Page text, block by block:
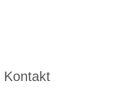
Kontakt